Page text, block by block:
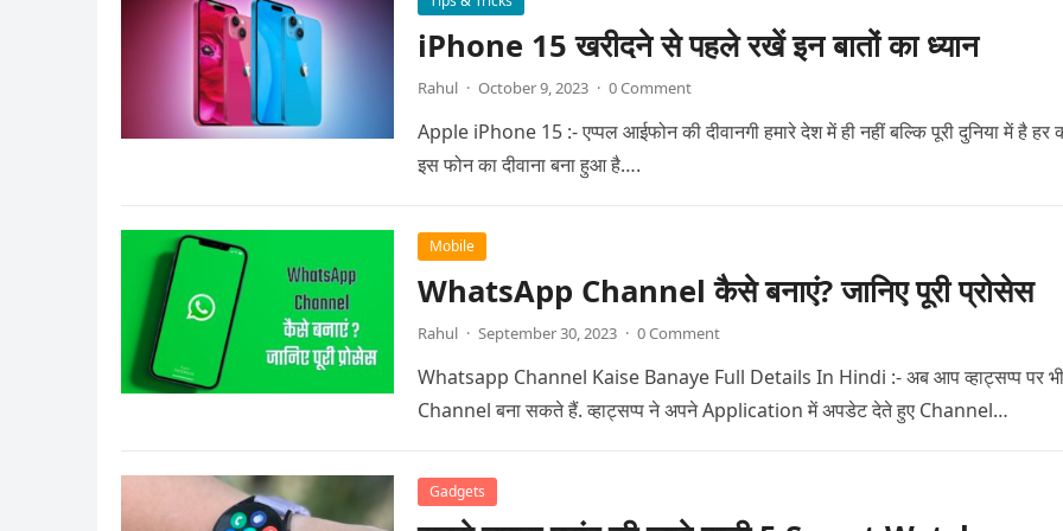
iPhone 15 खरीदने से पहले रखें इन बातों का ध्यान
Rahul · October 9, 2023 · 0 Comment
Apple iPhone 15 :- एप्पल आईफोन की दीवानगी हमारे देश में ही नहीं बल्कि पूरी दुनिया में है हर
इस फोन का दीवाना बना हुआ है….
Mobile
WhatsApp Channel कैसे बनाएं? जानिए पूरी प्रोसेस
Rahul · September 30, 2023 · 0 Comment
Whatsapp Channel Kaise Banaye Full Details In Hindi :- अब आप व्हाट्सप्प पर भी
Channel बना सकते हैं. व्हाट्सप्प ने अपने Application में अपडेट देते हुए Channel…
Gadgets